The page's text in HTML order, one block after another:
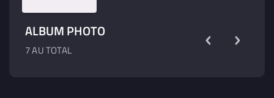
ALBUM PHOTO
7 AU TOTAL